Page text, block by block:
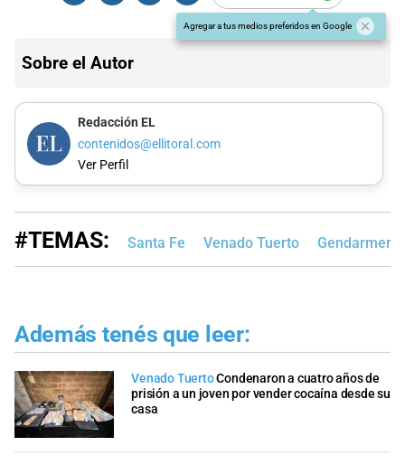
Agregar a tus medios preferidos en Google
Sobre el Autor
Redacción EL
contenidos@ellitoral.com
Ver Perfil
#TEMAS: Santa Fe Venado Tuerto
Además tenés que leer:
Venado TuertoCondenaron a cuatro años de
prisión a un joven por vender cocaína desde su
casa